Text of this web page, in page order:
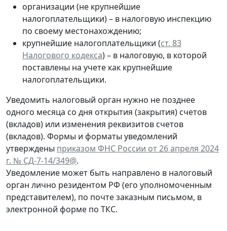
организации (не крупнейшие
налогоплательщики) – в налоговую инспекцию
по своему местонахождению;
крупнейшие налогоплательщики (ст. 83
Налогового кодекса) – в налоговую, в которой
поставлены на учете как крупнейшие
налогоплательщики.
Уведомить налоговый орган нужно не позднее
одного месяца со дня открытия (закрытия) счетов
(вкладов) или изменения реквизитов счетов
(вкладов). Формы и форматы уведомлений
утверждены приказом ФНС России от 26 апреля 2024
г. № СД-7-14/349@.
Уведомление может быть направлено в налоговый
орган лично резидентом РФ (его уполномоченным
представителем), по почте заказным письмом, в
электронной форме по ТКС.